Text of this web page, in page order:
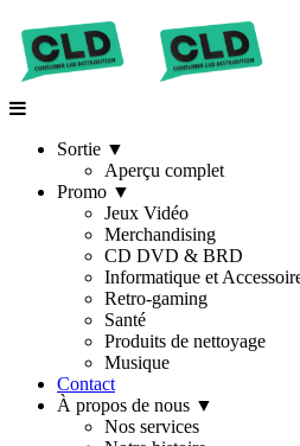
Sortie ▼
Aperçu complet
Promo ▼
Jeux Vidéo
Merchandising
CD DVD & BRD
Informatique et
Retro-gaming
Santé
Produits de nettoyage
Musique
Contact
À propos de nous ▼
Nos services